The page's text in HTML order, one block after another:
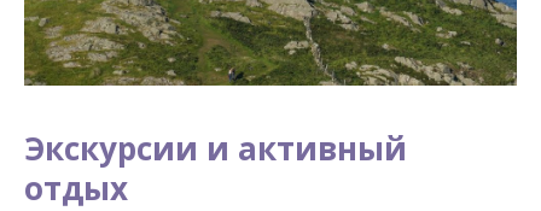
Экскурсии и активный
отдых